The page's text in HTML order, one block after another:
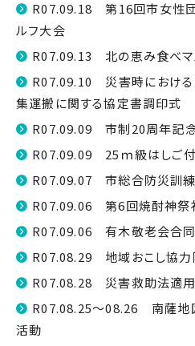
R07.09.18 第16回市女性
ルフ大会
R07.09.13 北の恵み食べマ
R07.09.10 災害時におけ
集運搬に関する協定書調印式
R07.09.09 市制20周年記
R07.09.09 25ｍ級はしご
R07.09.07 市総合防災訓練
R07.09.06 第6回焼酎神祭
R07.09.06 有木敬老会合
R07.08.29 地域おこし協力
R07.08.28 災害救助法適
R07.08.25～08.26 南薩地
活動